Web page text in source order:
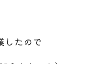
したので